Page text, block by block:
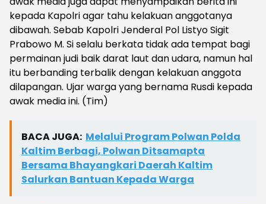
kepada Kapolri agar tahu kelakuan anggotanya
dibawah. Sebab Kapolri Jenderal Pol Listyo Sigit
Prabowo M. Si selalu berkata tidak ada tempat bagi
permainan judi baik darat laut dan udara, namun hal
itu berbanding terbalik dengan kelakuan anggota
dilapangan. Ujar warga yang bernama Rusdi kepada
awak media ini. (Tim)
BACA JUGA: Melalui Program Polwan Polda
Kaltim Berbagi, Polwan Ditsamapta
Bersama Bhayangkari Daerah Kaltim
Salurkan Bantuan Kepada Warga